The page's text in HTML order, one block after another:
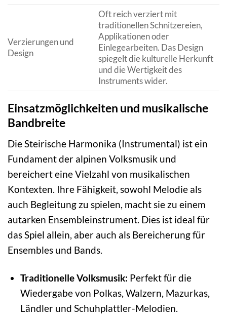
Verzierungen und
Design
Oft reich verziert mit
traditionellen Schnitzereien,
Applikationen oder
Einlegearbeiten. Das Design
spiegelt die kulturelle Herkunft
und die Wertigkeit des
Instruments wider.
Einsatzmöglichkeiten und musikalische
Bandbreite
Die Steirische Harmonika (Instrumental) ist ein
Fundament der alpinen Volksmusik und
bereichert eine Vielzahl von musikalischen
Kontexten. Ihre Fähigkeit, sowohl Melodie als
auch Begleitung zu spielen, macht sie zu einem
autarken Ensembleinstrument. Dies ist ideal für
das Spiel allein, aber auch als Bereicherung für
Ensembles und Bands.
Traditionelle Volksmusik: Perfekt für die
Wiedergabe von Polkas, Walzern, Mazurkas,
Ländler und Schuhplattler-Melodien.